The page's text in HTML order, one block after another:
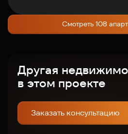
Смотреть 108
Другая
в этом проекте
Заказать консультацию